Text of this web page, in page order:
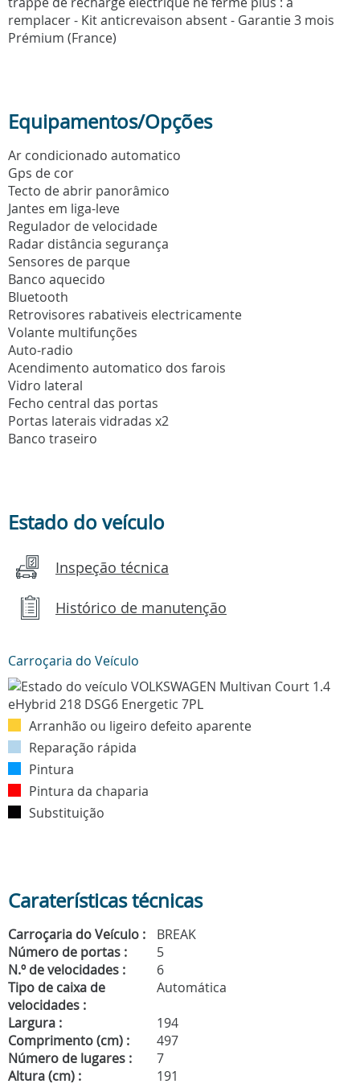
remplacer - Kit anticrevaison absent - Garantie 3 mois
Prémium (France)
Equipamentos/Opções
Ar condicionado automatico
Gps de cor
Tecto de abrir panorâmico
Jantes em liga-leve
Regulador de velocidade
Radar distância segurança
Sensores de parque
Banco aquecido
Bluetooth
Retrovisores rabativeis electricamente
Volante multifunções
Auto-radio
Acendimento automatico dos farois
Vidro lateral
Fecho central das portas
Portas laterais vidradas x2
Banco traseiro
Estado do veículo
Inspeção técnica
Histórico de manutenção
Carroçaria do Veículo
Arranhão ou ligeiro defeito aparente
Reparação rápida
Pintura
Pintura da chaparia
Substituição
Caraterísticas técnicas
Carroçaria do Veículo :
BREAK
Número de portas :
5
N.º de velocidades :
6
Tipo de caixa de
velocidades :
Automática
Largura :
194
Comprimento (cm) :
497
Número de lugares :
7
Altura (cm) :
191